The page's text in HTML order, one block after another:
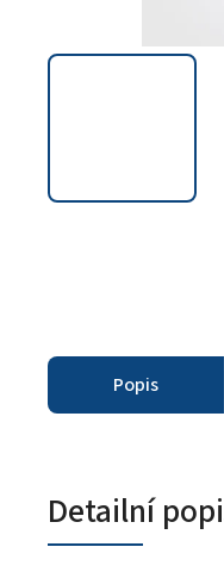
Popis
Detailní